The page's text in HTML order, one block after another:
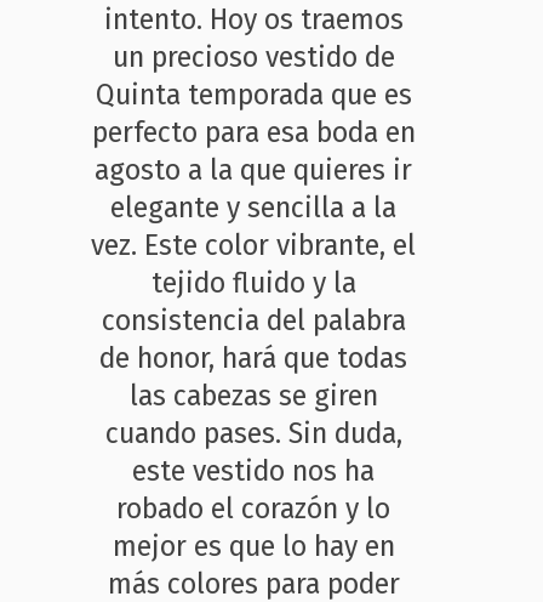
intento. Hoy os traemos
un precioso vestido de
Quinta temporada que es
perfecto para esa boda en
agosto a la que quieres ir
elegante y sencilla a la
vez. Este color vibrante, el
tejido fluido y la
consistencia del palabra
de honor, hará que todas
las cabezas se giren
cuando pases. Sin duda,
este vestido nos ha
robado el corazón y lo
mejor es que lo hay en
más colores para poder